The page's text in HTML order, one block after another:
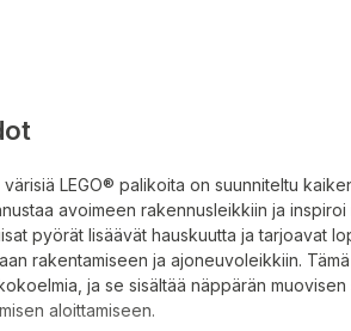
LEGO® palikoita on suunniteltu
avoimeen rakennusleikkiin ja inspiroi
pyörät lisäävät hauskuutta ja tarjoavat
rakentamiseen ja ajoneuvoleikkiin.
ja se sisältää näppärän muovisen
aloittamiseen.